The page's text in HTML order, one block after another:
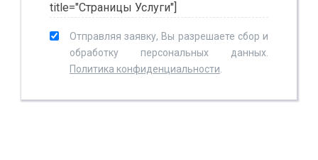
title="Страницы Услуги"]
Отправляя заявку, Вы разрешаете сбор и
обработку персональных данных.
Политика конфиденциальности